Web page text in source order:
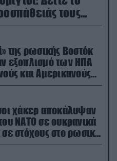
τους
της ρωσικής Βοστόκ
εξοπλισμό των ΗΠΑ
και Αμερικανούς
– Δείτε βίντεο
χάκερ αποκάλυψαν
ΝΑΤΟ σε ουκρανικά
στόχους στο ρωσικό